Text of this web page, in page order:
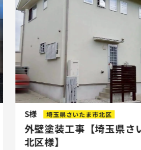
S様 埼玉県さいたま市北区
外壁塗装工事【埼玉県さ
北区様】